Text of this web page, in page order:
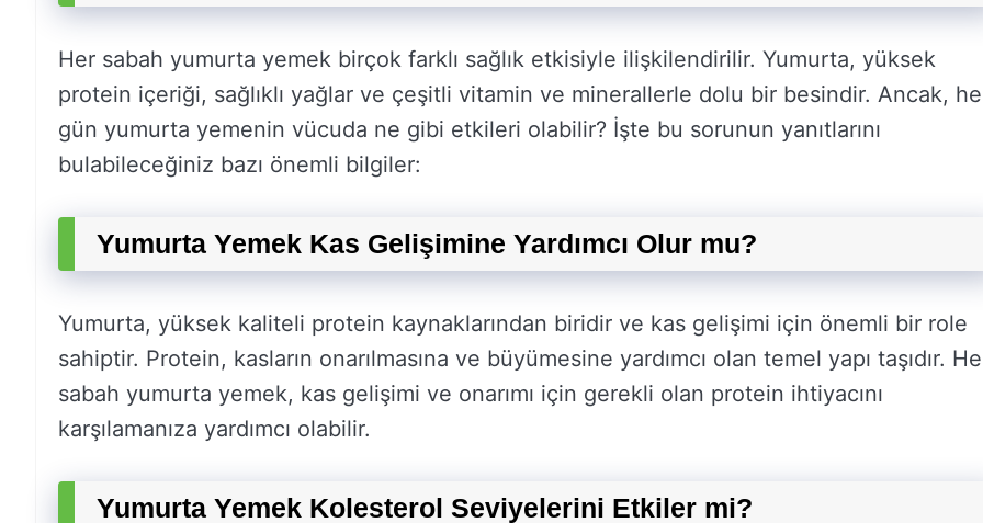
Her sabah yumurta yemek birçok farklı sağlık etkisiyle ilişkilendirilir. Yumurta, yüksek
protein içeriği, sağlıklı yağlar ve çeşitli vitamin ve minerallerle dolu bir besindir. Ancak,
gün yumurta yemenin vücuda ne gibi etkileri olabilir? İşte bu sorunun yanıtlarını
bulabileceğiniz bazı önemli bilgiler:
Yumurta Yemek Kas Gelişimine Yardımcı Olur mu?
Yumurta, yüksek kaliteli protein kaynaklarından biridir ve kas gelişimi için önemli bir role
sahiptir. Protein, kasların onarılmasına ve büyümesine yardımcı olan temel yapı taşıdır.
sabah yumurta yemek, kas gelişimi ve onarımı için gerekli olan protein ihtiyacını
karşılamanıza yardımcı olabilir.
Yumurta Yemek Kolesterol Seviyelerini Etkiler mi?